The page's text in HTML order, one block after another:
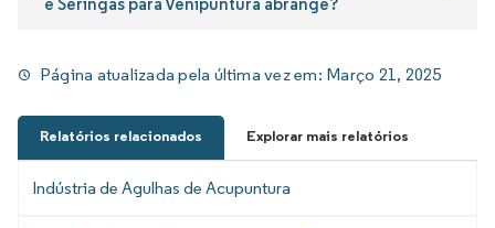
Página atualizada pela última vez em: Março 21, 2025
Relatórios relacionados Explorar mais relatórios
Indústria de Agulhas de Acupuntura